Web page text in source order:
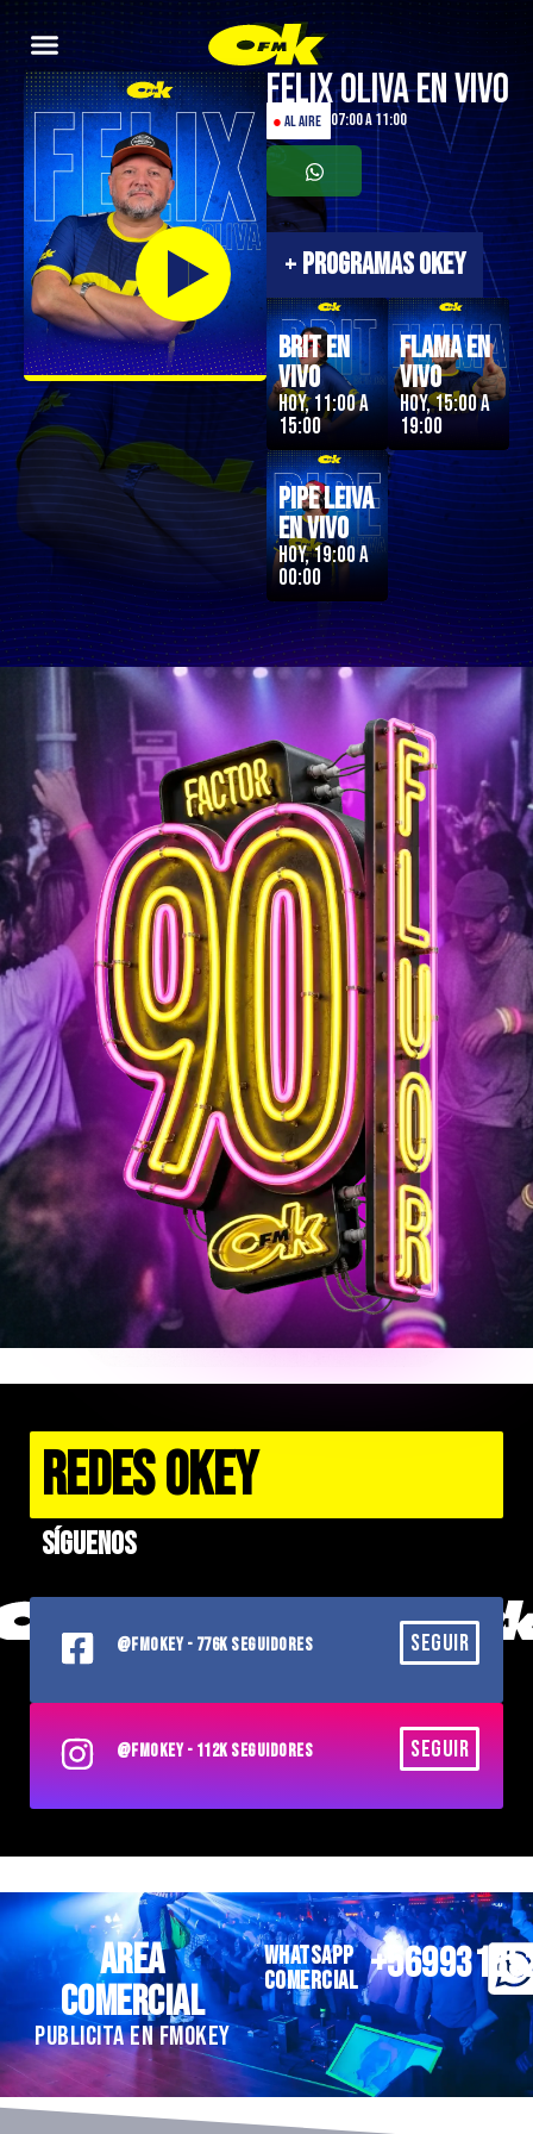
Felix Oliva en Vivo
●AL AIRE 07:00 a 11:00
+PROGRAMAS OKEY
Brit en
Vivo
Hoy, 11:00 a
15:00
Flama en
Vivo
Hoy, 15:00 a
19:00
Pipe Leiva
En Vivo
Hoy, 19:00 a
00:00
REDES OKEY
Síguenos
SEGUIR
@FMOKEY - 776K SEGUIDORES
SEGUIR
@FMOKEY - 112K SEGUIDORES
AREA
COMERCIAL
PUBLICITA EN FMOKEY
WHATSAPP
COMERCIAL